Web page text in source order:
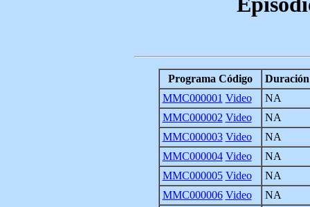
Programa Código
Duración
MMC000001 Video
NA
MMC000002 Video
NA
MMC000003 Video
NA
MMC000004 Video
NA
MMC000005 Video
NA
MMC000006 Video
NA